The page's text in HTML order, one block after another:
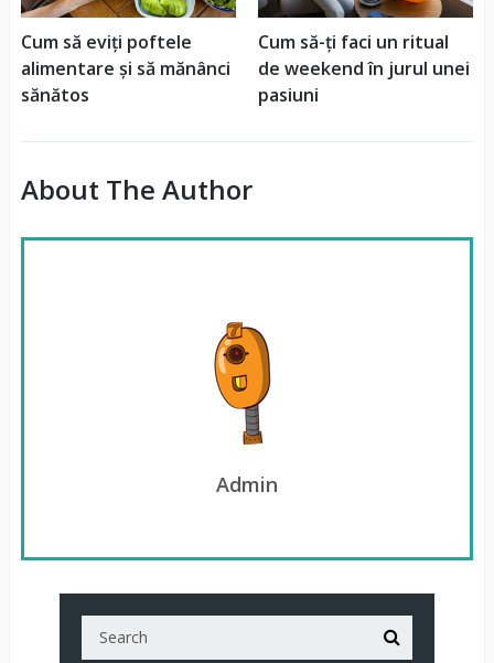
Cum să eviți poftele
alimentare și să mănânci
sănătos
Cum să-ți faci un ritual
de weekend în jurul unei
pasiuni
About The Author
Admin